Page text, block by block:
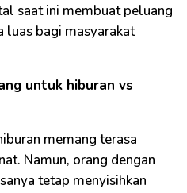
saat ini membuat peluang
luas bagi masyarakat
untuk hiburan vs
memang terasa
Namun, orang dengan
tetap menyisihkan